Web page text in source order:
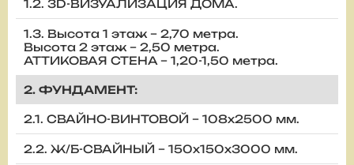
1.2. 3D-ВИЗУАЛИЗАЦИЯ ДОМА.
1.3. Высота 1 этаж – 2,70 метра.
Высота 2 этаж – 2,50 метра.
АТТИКОВАЯ СТЕНА – 1,20-1,50 метра.
2. ФУНДАМЕНТ:
2.1. СВАЙНО-ВИНТОВОЙ – 108х2500 мм.
2.2. Ж/Б-СВАЙНЫЙ – 150х150х3000 мм.